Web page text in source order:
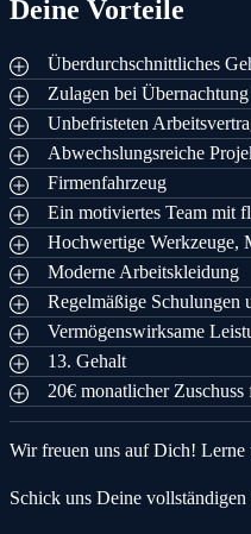
Deine Vorteile
Überdurchschnittliches
Zulagen bei
Unbefristeten
Abwechslungsreiche
Firmenfahrzeug
Ein motiviertes Team mit
Hochwertige Werkzeuge,
Moderne Arbeitskleidung
Regelmäßige Schulungen
Vermögenswirksame
13. Gehalt
20€ monatlicher Zuschuss
Wir freuen uns auf Dich! Lerne
Schick uns Deine